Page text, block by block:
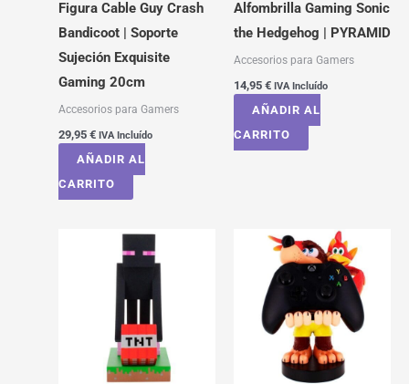
Figura Cable Guy Crash
Bandicoot | Soporte
Sujeción Exquisite
Gaming 20cm
Accesorios para Gamers
29,95 € IVA Incluído
AÑADIR AL
CARRITO
Alfombrilla Gaming Sonic
the Hedgehog | PYRAMID
Accesorios para Gamers
14,95 € IVA Incluído
AÑADIR AL
CARRITO